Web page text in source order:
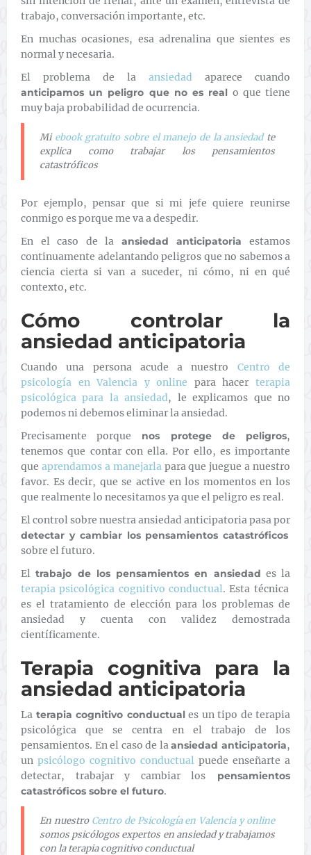
trabajo, conversación importante, etc.
En muchas ocasiones, esa adrenalina que sientes es
normal y necesaria.
El problema de la ansiedad aparece cuando
anticipamos un peligro que no es real o que tiene
muy baja probabilidad de ocurrencia.
Mi ebook gratuito sobre el manejo de la ansiedadte
explica como trabajar los pensamientos
catastróficos
Por ejemplo, pensar que si mi jefe quiere reunirse
conmigo es porque me va a despedir.
En el caso de la ansiedad anticipatoria estamos
continuamente adelantando peligros que no sabemos a
ciencia cierta si van a suceder, ni cómo, ni en qué
contexto, etc.
Cómo controlar la
ansiedad anticipatoria
Cuando una persona acude a nuestro Centro de
psicología en Valencia y online para hacer terapia
psicológica para la ansiedad, le explicamos que no
podemos ni debemos eliminar la ansiedad.
Precisamente porque nos protege de peligros,
tenemos que contar con ella. Por ello, es importante
que aprendamos a manejarlapara que juegue a nuestro
favor. Es decir, que se active en los momentos en los
que realmente lo necesitamos ya que el peligro es real.
El control sobre nuestra ansiedad anticipatoria pasa por
detectar y cambiar los pensamientos catastróficos
sobre el futuro.
Eltrabajo de los pensamientos en ansiedad es la
terapia psicológica cognitivo conductual. Esta técnica
es el tratamiento de elección para los problemas de
ansiedad y cuenta con validez demostrada
científicamente.
Terapia cognitiva para la
ansiedad anticipatoria
La terapia cognitivo conductuales un tipo de terapia
psicológica que se centra en el trabajo de los
pensamientos. En el caso de laansiedad anticipatoria,
un psicólogo cognitivo conductual puede enseñarte a
detectar, trabajar y cambiar los pensamientos
catastróficos sobre el futuro.
En nuestro Centro de Psicología en Valencia y online
somos psicólogos expertos en ansiedad y trabajamos
con la terapia cognitivo conductual